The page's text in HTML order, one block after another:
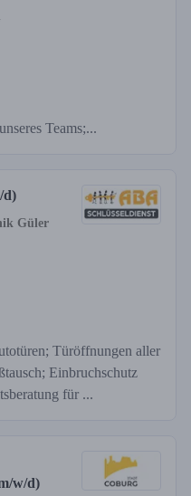
Teams;...
d)
Güler
Türöffnungen aller
Einbruchschutz
für ...
w/d)